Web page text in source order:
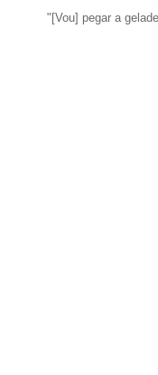
"[Vou] pegar a